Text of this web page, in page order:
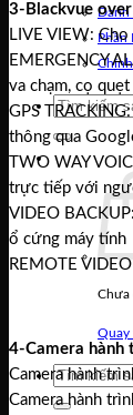
Danh
Phần
Tìm
kiếm:
Giỏ hàng
Chưa
Quay
Tìm
kiếm:
3-Blackvue
LIVE VIEW:
EMERGENCY
va chạm, cọ quẹt
GPS
thông qua
TWO WAY
trực tiếp với
VIDEO
ổ cứng máy tính
REMOTE
4-Camera hành
Camera hành
Camera hành